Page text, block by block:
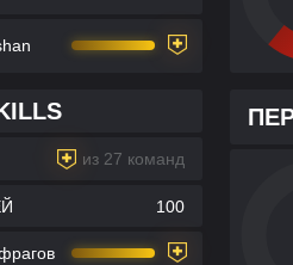
из 27 команд
100